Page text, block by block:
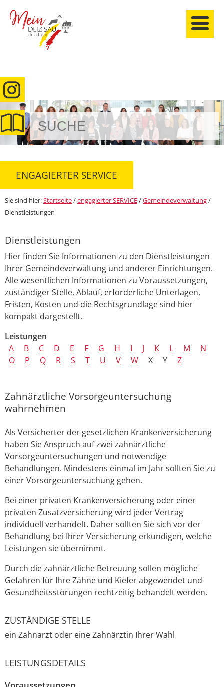
anmelden
ENGAGIERTER SERVICE
Sie sind hier:Startseite/engagierter SERVICE/Gemeindeverwaltung/
Dienstleistungen
Dienstleistungen
Hier finden Sie Informationen zu den Dienstleistungen
Ihrer Gemeindeverwaltung und anderer Einrichtungen.
Alle wesentlichen Informationen zu Voraussetzungen,
zuständiger Stelle, Ablauf, erforderliche Unterlagen,
Fristen, Kosten und die Rechtsgrundlage sind hier
kompakt dargestellt.
Leistungen
A
B C D E F G H I J K L M
N
O
P Q R S T U V W X Y Z
Zahnärztliche Vorsorgeuntersuchung
wahrnehmen
Als Versicherter der gesetzlichen Krankenversicherung
haben Sie Anspruch auf zwei zahnärztliche
Vorsorgeuntersuchungen und notwendige
Behandlungen. Mindestens einmal im Jahr sollten Sie zu
einer Vorsorgeuntersuchung gehen.
Bei einer privaten Krankenversicherung oder einer
privaten Zusatzversicherung wird jeder Vertrag
individuell verhandelt. Daher sollten Sie sich vor der
Behandlung bei Ihrer Versicherung erkundigen, welche
Leistungen sie übernimmt.
Durch die zahnärztliche Betreuung sollen mögliche
Gefahren für Ihre Zähne und Kiefer abgewendet und
Gesundheitsstörungen rechtzeitig behandelt werden.
ZUSTÄNDIGE STELLE
ein Zahnarzt oder eine Zahnärztin Ihrer Wahl
LEISTUNGSDETAILS